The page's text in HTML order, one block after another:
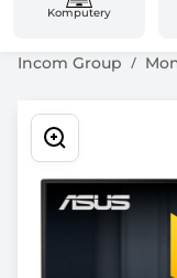
Komputery
Incom Group